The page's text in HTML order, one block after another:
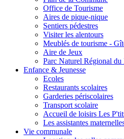
Office de Tourisme
Aires de pique-nique
Sentiers pédestres
Visiter les alentours
Meublés de tourisme -
Aire de Jeux
Parc Naturel Régional
Enfance & Jeunesse
Ecoles
Restaurants scolaires
Garderies périscolaires
Transport scolaire
Accueil de loisirs Les
Les assistantes
Vie communale